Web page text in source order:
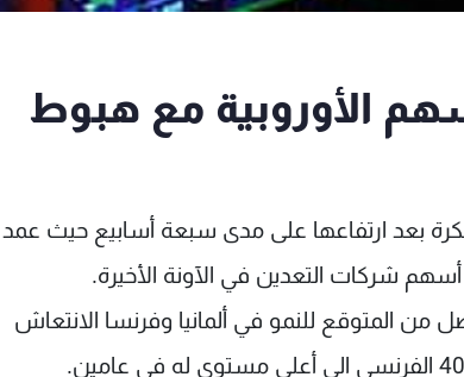
الأوروبية مع هبوط
بعد ارتفاعها على مدى سبعة أسابيع حيث عمد
شركات التعدين في الآونة الأخيرة.
من المتوقع للنمو في ألمانيا وفرنسا الانتعاش